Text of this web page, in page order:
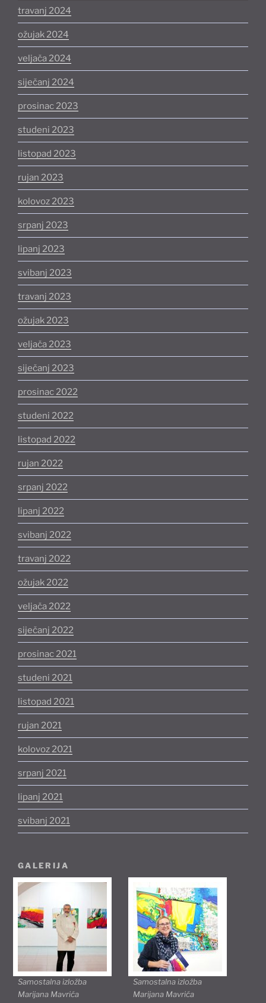
travanj 2024
ožujak 2024
veljača 2024
siječanj 2024
prosinac 2023
studeni 2023
listopad 2023
rujan 2023
kolovoz 2023
srpanj 2023
lipanj 2023
svibanj 2023
travanj 2023
ožujak 2023
veljača 2023
siječanj 2023
prosinac 2022
studeni 2022
listopad 2022
rujan 2022
srpanj 2022
lipanj 2022
svibanj 2022
travanj 2022
ožujak 2022
veljača 2022
siječanj 2022
prosinac 2021
studeni 2021
listopad 2021
rujan 2021
kolovoz 2021
srpanj 2021
lipanj 2021
svibanj 2021
GALERIJA
Samostalna izložba
Marijana Mavrića
Samostalna izložba
Marijana Mavrića